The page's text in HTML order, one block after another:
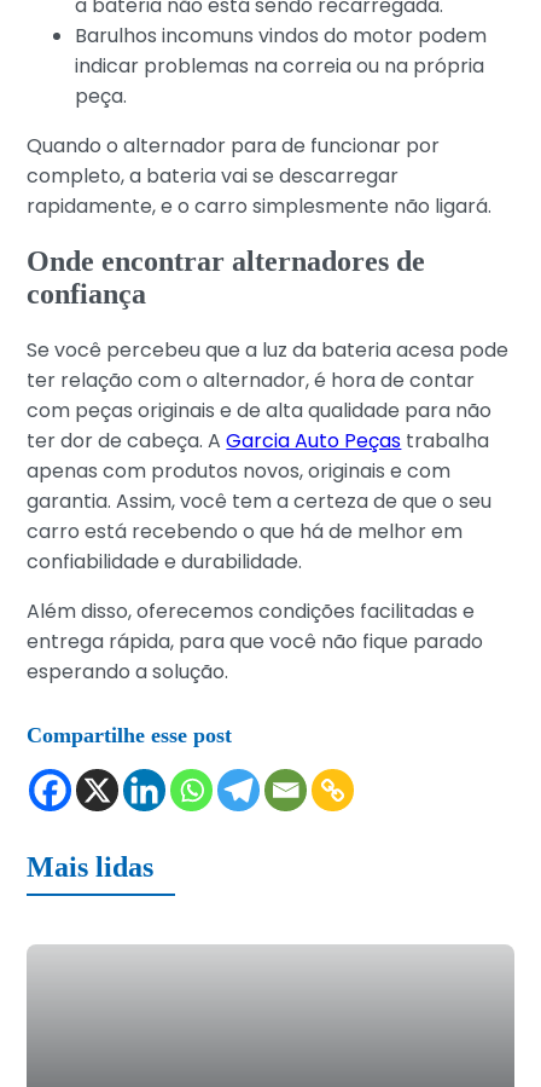
a bateria não está sendo recarregada.
Barulhos incomuns vindos do motor podem
indicar problemas na correia ou na própria
peça.
Quando o alternador para de funcionar por
completo, a bateria vai se descarregar
rapidamente, e o carro simplesmente não ligará.
Onde encontrar alternadores de
confiança
Se você percebeu que a luz da bateria acesa pode
ter relação com o alternador, é hora de contar
com peças originais e de alta qualidade para não
ter dor de cabeça. AGarcia Auto Peças trabalha
apenas com produtos novos, originais e com
garantia. Assim, você tem a certeza de que o seu
carro está recebendo o que há de melhor em
confiabilidade e durabilidade.
Além disso, oferecemos condições facilitadas e
entrega rápida, para que você não fique parado
esperando a solução.
Compartilhe esse post
Mais lidas